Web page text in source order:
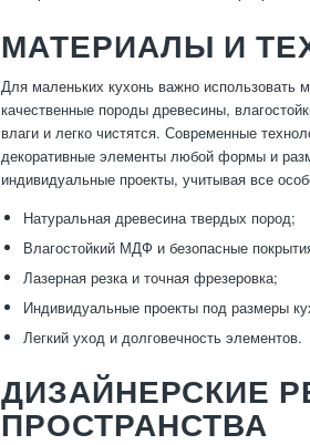
МАТЕРИАЛЫ И
Для маленьких кухонь важно использовать
качественные породы древесины,
влаги и легко чистятся. Современные
декоративные элементы любой формы и
индивидуальные проекты, учитывая все
Натуральная древесина твердых пород;
Влагостойкий МДФ и безопасные
Лазерная резка и точная фрезеровка;
Индивидуальные проекты под размеры
Легкий уход и долговечность элементов.
ДИЗАЙНЕРСКИЕ
ПРОСТРАНСТВА